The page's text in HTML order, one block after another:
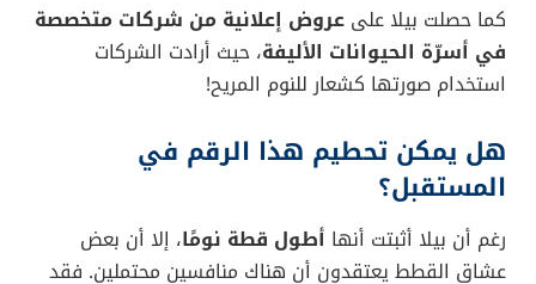
كما حصلت بيلا على عروض إعلانية من شركات متخصصة
في أسرّة الحيوانات الأليفة، حيث أرادت الشركات
استخدام صورتها كشعار للنوم المريح!
هل يمكن تحطيم هذا الرقم في
المستقبل؟
رغم أن بيلا أثبتت أنها أطول قطة نومًا، إلا أن بعض
عشاق القطط يعتقدون أن هناك منافسين محتملين. فقد